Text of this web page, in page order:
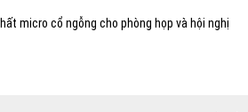
micro cổ ngỗng cho phòng họp và hội nghị